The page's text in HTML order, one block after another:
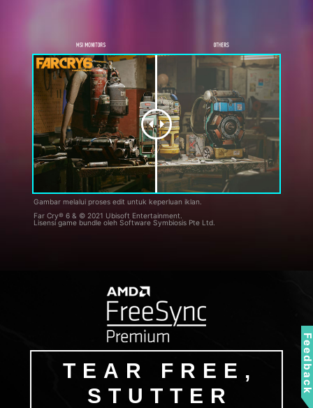
Gambar melalui proses edit untuk keperluan iklan.
Far Cry® 6 & © 2021 Ubisoft Entertainment.
Lisensi game bundle oleh Software Symbiosis Pte Ltd.
TEAR FREE,
STUTTER